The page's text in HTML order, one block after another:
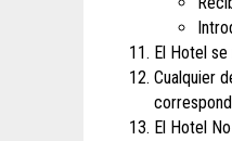
El Hotel
Cualquier
El Hotel